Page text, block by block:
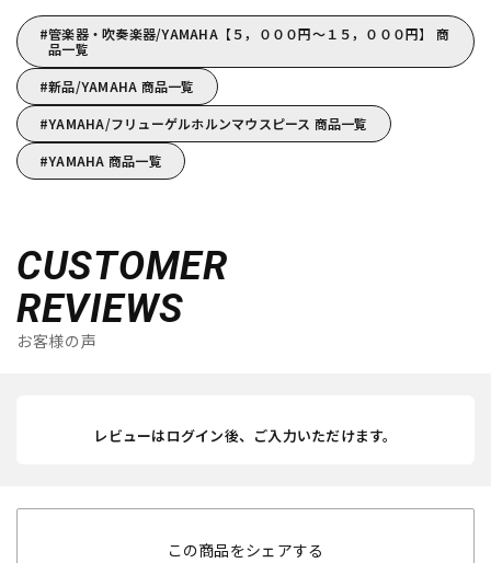
管楽器・吹奏楽器/YAMAHA【５，０００円～１５，０００円】 商
品一覧
新品/YAMAHA 商品一覧
YAMAHA/フリューゲルホルンマウスピース 商品一覧
YAMAHA 商品一覧
CUSTOMER
REVIEWS
お客様の声
レビューはログイン後、ご入力いただけます。
この商品をシェアする